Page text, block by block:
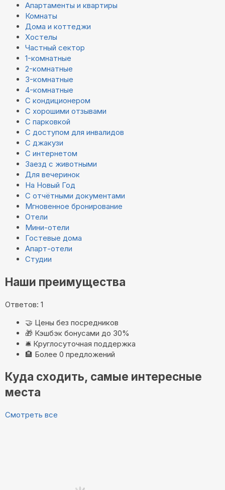
Апартаменты и квартиры
Комнаты
Дома и коттеджи
Хостелы
Частный сектор
1-комнатные
2-комнатные
3-комнатные
4-комнатные
С кондиционером
С хорошими отзывами
С парковкой
С доступом для инвалидов
С джакузи
С интернетом
Заезд с животными
Для вечеринок
На Новый Год
С отчётными документами
Мгновенное бронирование
Отели
Мини-отели
Гостевые дома
Апарт-отели
Студии
Наши преимущества
Ответов: 1
🤝 Цены без посредников
🎁 Кэшбэк бонусами до 30%
🛎️ Круглосуточная поддержка
🏨 Более 0 предложений
Куда сходить, самые интересные
места
Смотреть все